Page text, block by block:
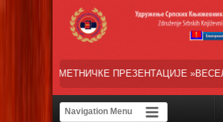
»ВЕСЕЛИ ДАНИ СРПСКЕ ДИЈАСПОРЕ«